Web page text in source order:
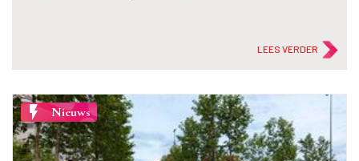
LEES VERDER
flash_on Nieuws